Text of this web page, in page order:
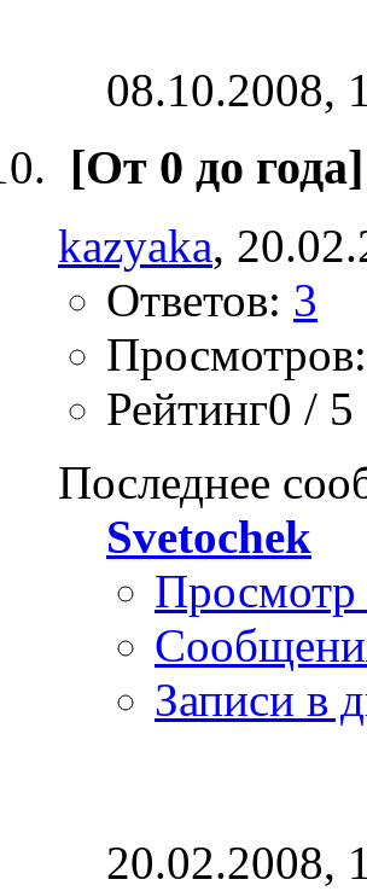
08.10.2008,
[От 0 до года]
kazyaka,
Ответов: 3
Рейтинг0 / 5
Последнее
Svetochek
Записи в
20.02.2008,